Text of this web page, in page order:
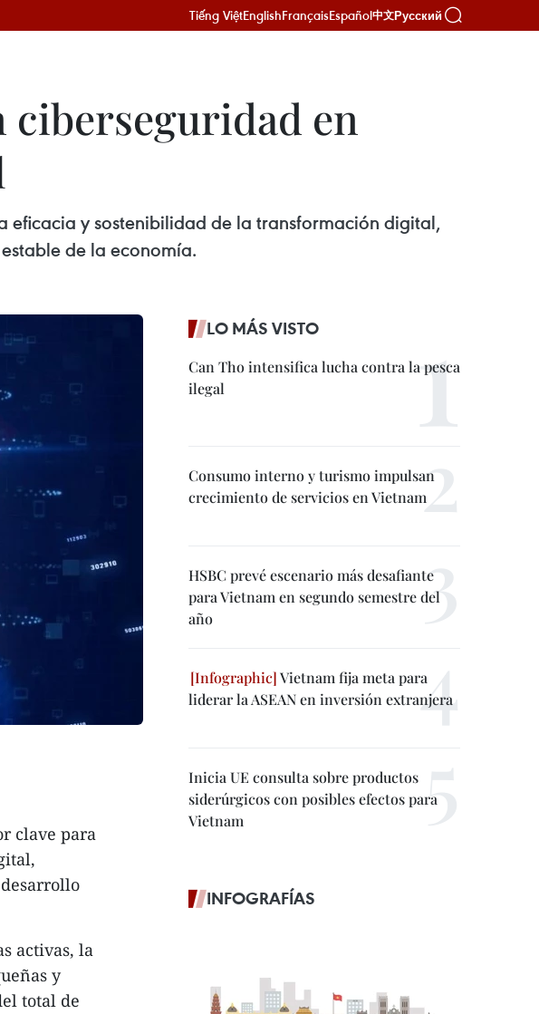
Tiếng ViệtEnglishFrançaisEspañol中文Русский
ciberseguridad en
y sostenibilidad de la transformación digital,
de la economía.
clave para
activas, la
y
total de
LO MÁS VISTO
Can Tho intensifica lucha contra la pesca
ilegal
Consumo interno y turismo impulsan
crecimiento de servicios en Vietnam
HSBC prevé escenario más desafiante
para Vietnam en segundo semestre del
año
Vietnam fija meta para
liderar la ASEAN en inversión extranjera
Inicia UE consulta sobre productos
siderúrgicos con posibles efectos para
Vietnam
INFOGRAFÍAS